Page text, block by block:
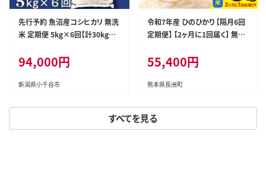
すべてを見る
先行予約 魚沼産コシヒカリ 無洗
米 定期便 5kg×6回【計30kg】
け 毎月発送 新潟県産 こしひか
り お米 白米 精米したて 頒布会
産地直送 30キロ 魚沼コシ【002
94,000円
新潟県小千谷市
令和7年産 ひのひかり 【隔月6回
定期便】 【2ヶ月に1回届く】 無洗
け 《お申込み翌月から出荷》 熊
本県産 精米 ひの 米 こめ お米
熊本県 長洲町---hn7tei_55400
55,400円
熊本県長洲町